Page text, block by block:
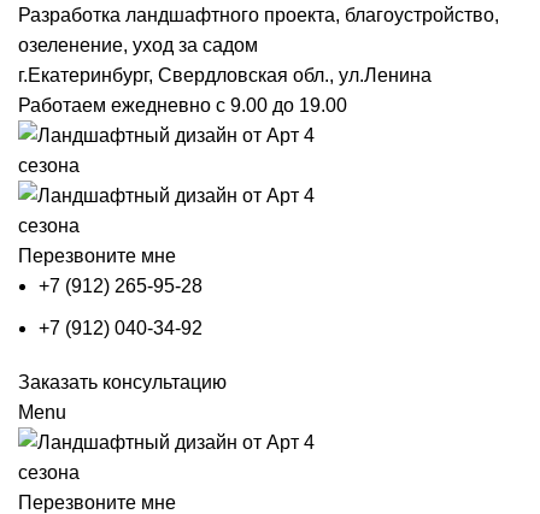
Разработка ландшафтного проекта, благоустройство,
озеленение, уход за садом
г.Екатеринбург, Свердловская обл., ул.Ленина
Работаем ежедневно с 9.00 до 19.00
Перезвоните мне
+7 (912) 265-95-28
+7 (912) 040-34-92
Заказать консультацию
Menu
Перезвоните мне